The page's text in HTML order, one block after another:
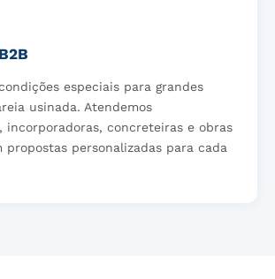
especiais para grandes
usinada. Atendemos
incorporadoras, concreteiras e obras
propostas personalizadas para cada